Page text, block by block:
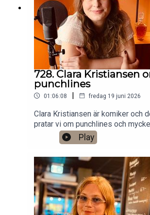
0760724728X:
@gardenfors
728. Clara Kristiansen
punchlines
01:06:08 | fredag 19 juni 2026
Clara Kristiansen är komiker och
pratar vi om punchlines och
finns ett bonusavsnitt på 39
donerar valfri summa till den här
Patreon:
https://www.patreon.com/
turné med Simon Gärdenfors och
Magnusson 2026.Jag har andra
Stockholm. Min film
VHS SF
Play